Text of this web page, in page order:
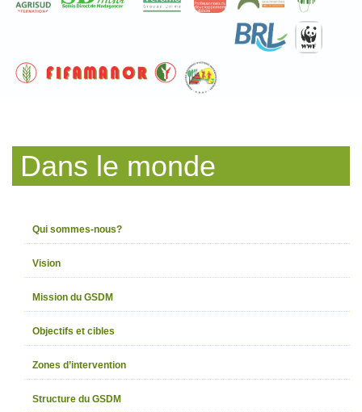
Dans le monde
Qui sommes-nous?
Vision
Mission du GSDM
Objectifs et cibles
Zones d’intervention
Structure du GSDM